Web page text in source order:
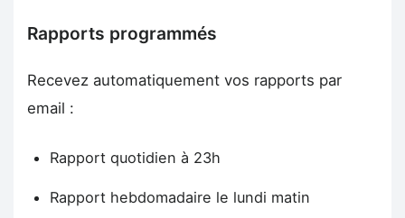
Rapports programmés
Recevez automatiquement vos rapports par
email :
Rapport quotidien à 23h
Rapport hebdomadaire le lundi matin